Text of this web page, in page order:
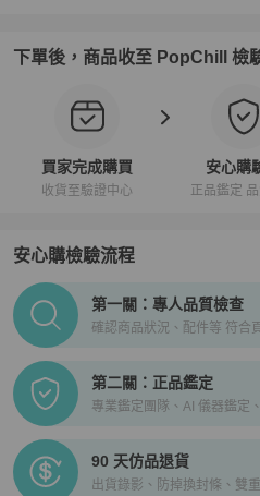
下單後，商品收至 PopChill 檢
買家完成購買
收貨至驗證中心
安心購
正品鑑定
安心購檢驗流程
PopChill拍拍圈正品驗證、安心
第一關：專人品質檢查
確認商品狀況、配件等 符合
第二關：正品鑑定
專業鑑定團隊、AI 儀器鑑定
90 天仿品退貨
出貨錄影、防掉換封條、雙